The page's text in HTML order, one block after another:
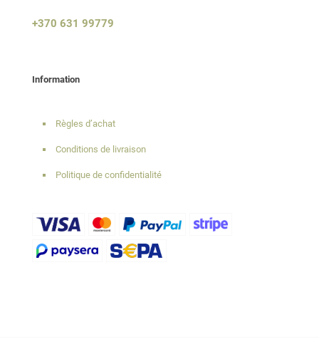
+370 631 99779
Information
Règles d’achat
Conditions de livraison
Politique de confidentialité